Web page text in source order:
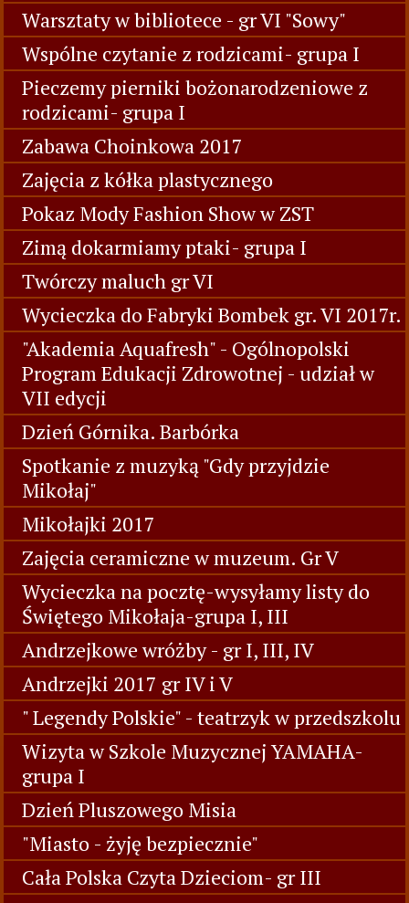
Warsztaty w bibliotece - gr VI "Sowy"
Wspólne czytanie z rodzicami- grupa I
Pieczemy pierniki bożonarodzeniowe z
rodzicami- grupa I
Zabawa Choinkowa 2017
Zajęcia z kółka plastycznego
Pokaz Mody Fashion Show w ZST
Zimą dokarmiamy ptaki- grupa I
Twórczy maluch gr VI
Wycieczka do Fabryki Bombek gr. VI 2017r.
"Akademia Aquafresh" - Ogólnopolski
Program Edukacji Zdrowotnej - udział w
VII edycji
Dzień Górnika. Barbórka
Spotkanie z muzyką "Gdy przyjdzie
Mikołaj"
Mikołajki 2017
Zajęcia ceramiczne w muzeum. Gr V
Wycieczka na pocztę-wysyłamy listy do
Świętego Mikołaja-grupa I, III
Andrzejkowe wróżby - gr I, III, IV
Andrzejki 2017 gr IV i V
" Legendy Polskie" - teatrzyk w przedszkolu
Wizyta w Szkole Muzycznej YAMAHA-
grupa I
Dzień Pluszowego Misia
"Miasto - żyję bezpiecznie"
Cała Polska Czyta Dzieciom- gr III